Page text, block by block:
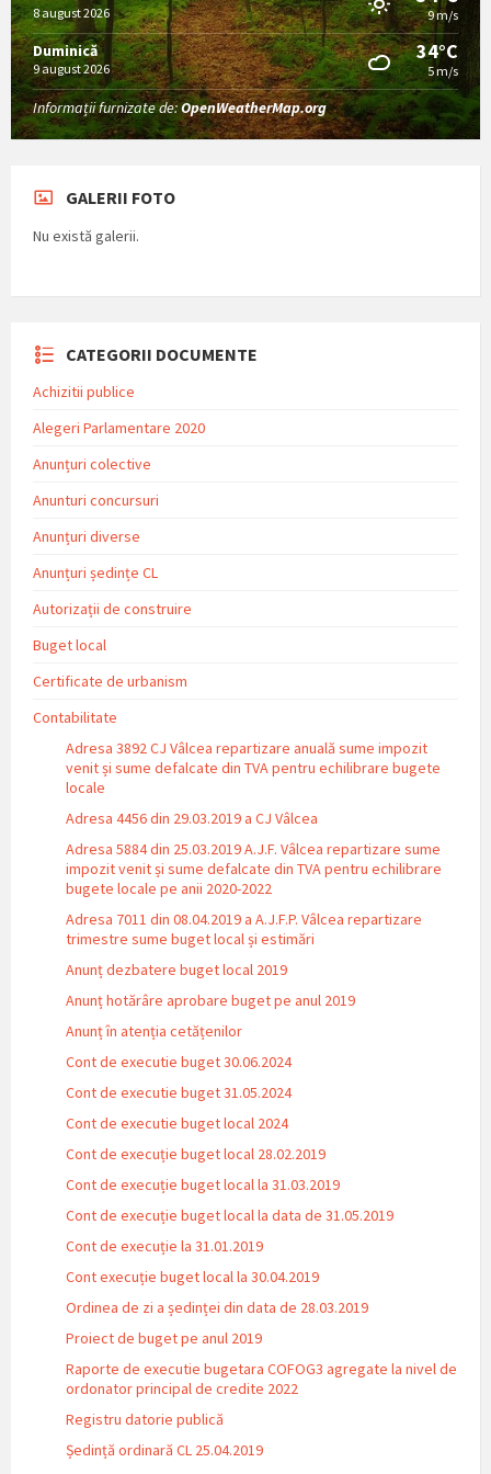
8 august 2026 9 m/s
Duminică
9 august 2026
34°C
5 m/s
Informații furnizate de:OpenWeatherMap.org
GALERII FOTO
Nu există galerii.
CATEGORII DOCUMENTE
Achizitii publice
Alegeri Parlamentare 2020
Anunțuri colective
Anunturi concursuri
Anunțuri diverse
Anunțuri ședințe CL
Autorizații de construire
Buget local
Certificate de urbanism
Contabilitate
Adresa 3892 CJ Vâlcea repartizare anuală sume impozit
venit și sume defalcate din TVA pentru echilibrare bugete
locale
Adresa 4456 din 29.03.2019 a CJ Vâlcea
Adresa 5884 din 25.03.2019 A.J.F. Vâlcea repartizare sume
impozit venit și sume defalcate din TVA pentru echilibrare
bugete locale pe anii 2020-2022
Adresa 7011 din 08.04.2019 a A.J.F.P. Vâlcea repartizare
trimestre sume buget local și estimări
Anunț dezbatere buget local 2019
Anunț hotărâre aprobare buget pe anul 2019
Anunț în atenția cetățenilor
Cont de executie buget 30.06.2024
Cont de executie buget 31.05.2024
Cont de executie buget local 2024
Cont de execuție buget local 28.02.2019
Cont de execuție buget local la 31.03.2019
Cont de execuție buget local la data de 31.05.2019
Cont de execuție la 31.01.2019
Cont execuție buget local la 30.04.2019
Ordinea de zi a ședinței din data de 28.03.2019
Proiect de buget pe anul 2019
Raporte de executie bugetara COFOG3 agregate la nivel de
ordonator principal de credite 2022
Registru datorie publică
Ședință ordinară CL 25.04.2019